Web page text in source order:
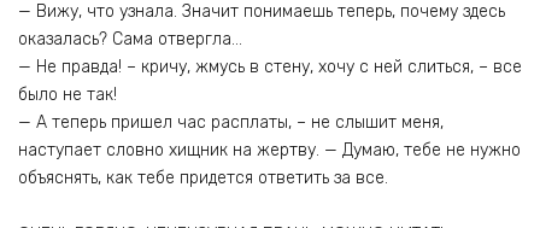
— Вижу, что узнала. Значит понимаешь теперь, почему здесь
оказалась? Сама отвергла…
— Не правда! – кричу, жмусь в стену, хочу с ней слиться, – все
было не так!
— А теперь пришел час расплаты, – не слышит меня,
наступает словно хищник на жертву. — Думаю, тебе не нужно
объяснять, как тебе придется ответить за все.